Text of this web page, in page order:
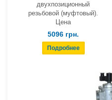
двухпозиционный
резьбовой (муфтовый).
Цена
5096 грн.